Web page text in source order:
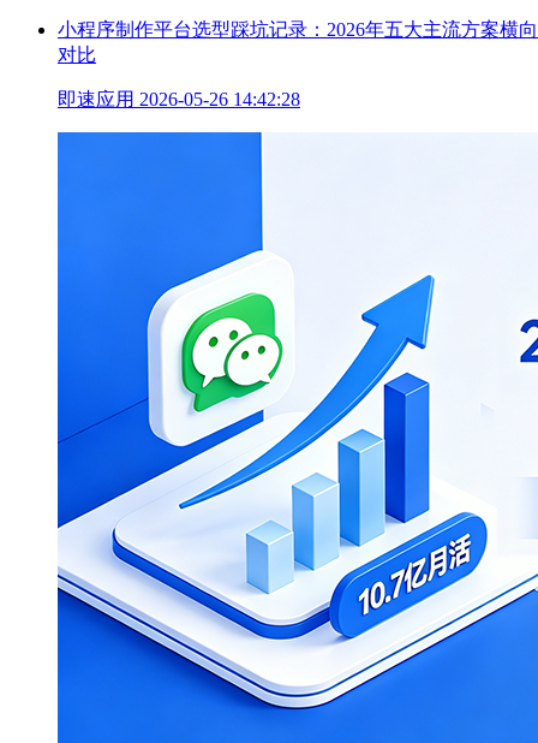
小程序制作平台选型踩坑记录：2026年五大主流方案横向
对比
即速应用 2026-05-26 14:42:28